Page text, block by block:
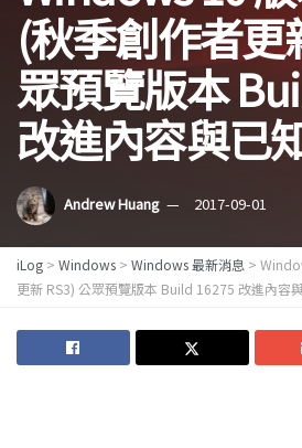
(秋季創作者更
眾預覽版本
改進內容與已
Andrew Huang 2017-09-01
iLog > Windows > Windows 最新消息 >
更新 RS3) 公眾預覽版本 Build 16275 改進內容